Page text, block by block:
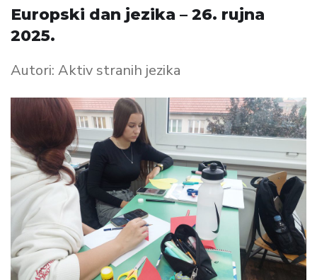
Europski dan jezika – 26. rujna
2025.
Autori: Aktiv stranih jezika